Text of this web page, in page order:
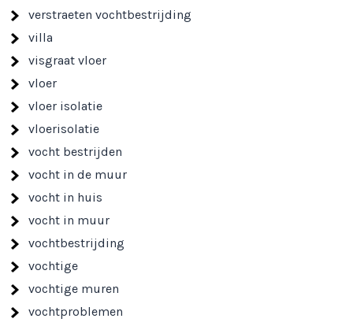
verstraeten vochtbestrijding
villa
visgraat vloer
vloer
vloer isolatie
vloerisolatie
vocht bestrijden
vocht in de muur
vocht in huis
vocht in muur
vochtbestrijding
vochtige
vochtige muren
vochtproblemen